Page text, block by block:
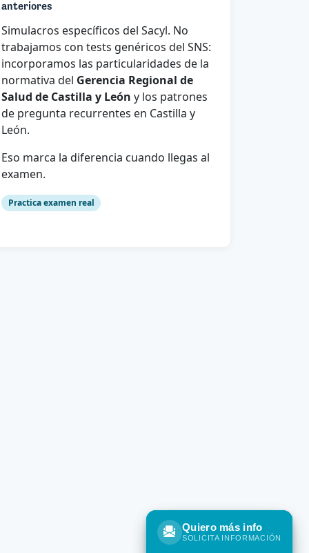
Quiero más info
SOLICITA INFORMACIÓN
anteriores
Simulacros específicos del Sacyl. No
trabajamos con tests genéricos del SNS:
incorporamos las particularidades de la
normativa del Gerencia Regional de
Salud de Castilla y León y los patrones
de pregunta recurrentes en Castilla y
León.
Eso marca la diferencia cuando llegas al
examen.
Practica examen real
Quiero más info
SOLICITA INFORMACIÓN